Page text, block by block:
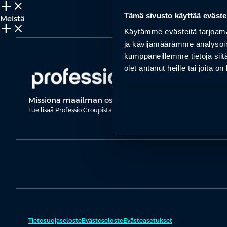
Tämä sivusto käyttää
Käytämme evästeitä
ja kävijämäärämme
kumppaneillemme tietoja
olet antanut heille tai joita
add_2 close
Meistä
add_2 close
Missiona maailman osaavin kansa.
Lue lisää Professio Groupista ja tutustu brändeihimme
TietosuojaselosteEvästeselosteEvästeasetukset